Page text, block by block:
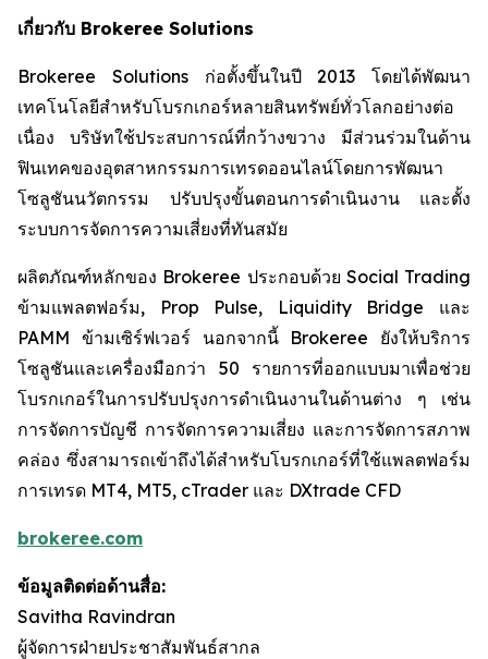
เกี่ยวกับ Brokeree Solutions
Brokeree Solutions ก่อตั้งขึ้นในปี 2013 โดยได้พัฒนา
เทคโนโลยีสำหรับโบรกเกอร์หลายสินทรัพย์ทั่วโลกอย่างต่อ
เนื่อง บริษัทใช้ประสบการณ์ที่กว้างขวาง มีส่วนร่วมในด้าน
ฟินเทคของอุตสาหกรรมการเทรดออนไลน์โดยการพัฒนา
โซลูชันนวัตกรรม ปรับปรุงขั้นตอนการดำเนินงาน และตั้ง
ระบบการจัดการความเสี่ยงที่ทันสมัย
ผลิตภัณฑ์หลักของ Brokeree ประกอบด้วย Social Trading
ข้ามแพลตฟอร์ม, Prop Pulse, Liquidity Bridge และ
PAMM ข้ามเซิร์ฟเวอร์ นอกจากนี้ Brokeree ยังให้บริการ
โซลูชันและเครื่องมือกว่า 50 รายการที่ออกแบบมาเพื่อช่วย
โบรกเกอร์ในการปรับปรุงการดำเนินงานในด้านต่าง ๆ เช่น
การจัดการบัญชี การจัดการความเสี่ยง และการจัดการสภาพ
คล่อง ซึ่งสามารถเข้าถึงได้สำหรับโบรกเกอร์ที่ใช้แพลตฟอร์ม
การเทรด MT4, MT5, cTrader และ DXtrade CFD
brokeree.com
ข้อมูลติดต่อด้านสื่อ:
Savitha Ravindran
ผู้จัดการฝ่ายประชาสัมพันธ์สากล